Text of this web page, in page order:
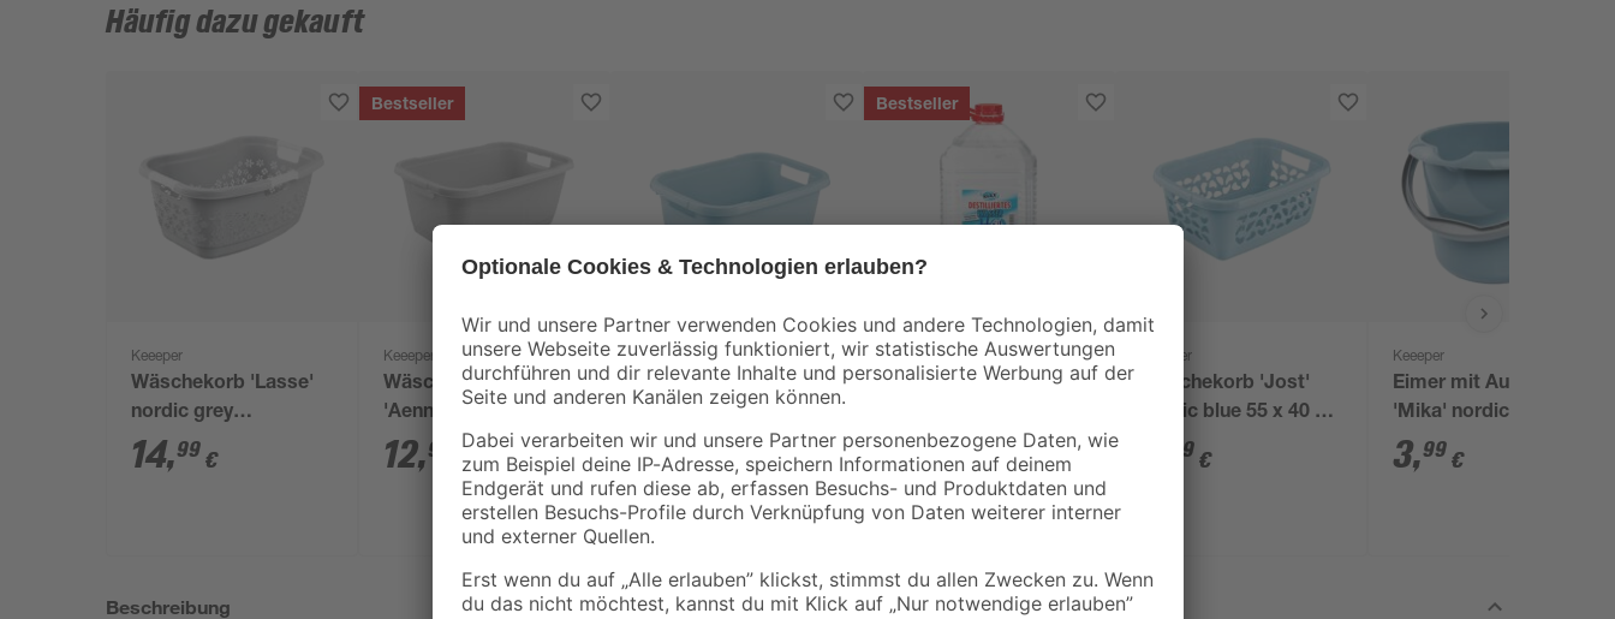
Häufig dazu gekauft
Keeeper
Wäschekorb 'Lasse'
nordic grey
ergonomisch mit
softgriffen 65 x 45 x
14,99 €
Bestseller
Keeeper
Wäschewanne
'Aenna' nordic grey 65
x 44 x 28 cm 52 l
12,99 €
Keeeper
Wäschewanne
'Aenna' nordic blue 55
x 40 x 23 cm 32 l
10,99€
Bestseller
Destilliertes Wasser 5
1,99€
0,40 € / Liter
Keeeper
Wäschekorb 'Jost'
nordic blue 55 x 40 x
23 cm 32 l
99 €
Keeeper
Eimer mit Ausguss
'Mika' nordic blue Ø
24 x 20 cm 5 l
3,99 €
Beschreibung